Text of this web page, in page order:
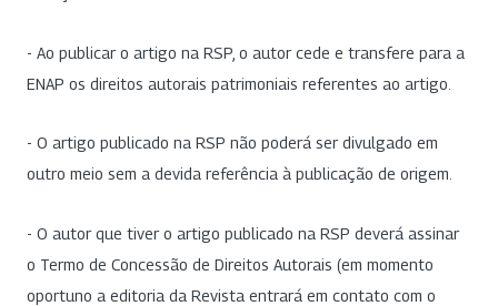
- Ao publicar o artigo na RSP, o autor cede e transfere para a
ENAP os direitos autorais patrimoniais referentes ao artigo.
- O artigo publicado na RSP não poderá ser divulgado em
outro meio sem a devida referência à publicação de origem.
- O autor que tiver o artigo publicado na RSP deverá assinar
o Termo de Concessão de Direitos Autorais (em momento
oportuno a editoria da Revista entrará em contato com o